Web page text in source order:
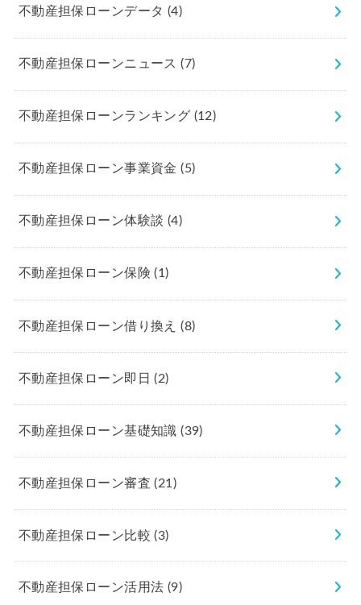
不動産担保ローンデータ (4)
不動産担保ローンニュース(7)
不動産担保ローンランキング (12)
不動産担保ローン事業資金(5)
不動産担保ローン体験談 (4)
不動産担保ローン保険(1)
不動産担保ローン借り換え(8)
不動産担保ローン即日(2)
不動産担保ローン基礎知識(39)
不動産担保ローン審査(21)
不動産担保ローン比較(3)
不動産担保ローン活用法 (9)